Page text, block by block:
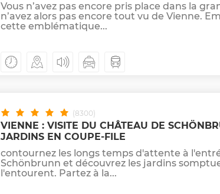
Vous n’avez pas encore pris place dans la
n’avez alors pas encore tout vu de Vienne.
cette emblématique...
(8300)
VIENNE : VISITE DU CHÂTEAU DE
JARDINS EN COUPE-FILE
contournez les longs temps d'attente à
Schönbrunn et découvrez les jardins
l'entourent. Partez à la...